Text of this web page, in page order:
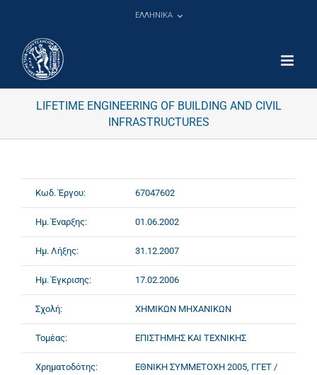
ΕΛΛΗΝΙΚΑ
LIFETIME ENGINEERING OF BUILDING AND CIVIL
INFRASTRUCTURES
Κωδ. Έργου: 67047602
Ημ. Έναρξης: 01.06.2002
Ημ. Λήξης: 31.12.2007
Ημ. Έγκρισης: 17.02.2006
Σχολή: ΧΗΜΙΚΩΝ ΜΗΧΑΝΙΚΩΝ
Τομέας: ΕΠΙΣΤΗΜΗΣ ΚΑΙ ΤΕΧΝΙΚΗΣ
Χρηματοδότης:
ΕΘΝΙΚΗ ΣΥΜΜΕΤΟΧΗ 2005, ΓΓΕΤ /